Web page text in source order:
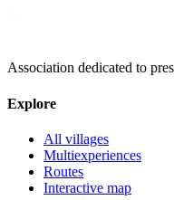
Association dedicated to
Explore
All villages
Multiexperiences
Routes
Interactive map